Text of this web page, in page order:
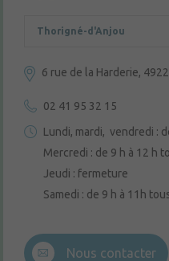
Thorigné-d'Anjou
6 rue de la Harderie,
02 41 95 32 15
Lundi, mardi, vendredi :
Mercredi : de 9 h à 12 h
Jeudi : fermeture
Samedi : de 9 h à 11h
Nous contacter